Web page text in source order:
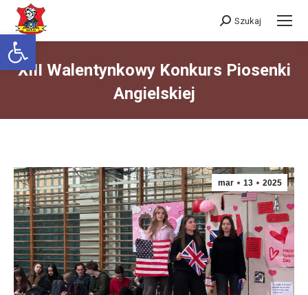
Otwórz pasek narzędzi
Szukaj:
Szukaj
XIII Walentynkowy Konkurs Piosenki
Angielskiej
mar 13 2025